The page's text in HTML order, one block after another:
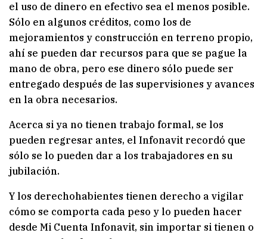
el uso de dinero en efectivo sea el menos posible.
Sólo en algunos créditos, como los de
mejoramientos y construcción en terreno propio,
ahí se pueden dar recursos para que se pague la
mano de obra, pero ese dinero sólo puede ser
entregado después de las supervisiones y avances
en la obra necesarios.
Acerca si ya no tienen trabajo formal, se los
pueden regresar antes, el Infonavit recordó que
sólo se lo pueden dar a los trabajadores en su
jubilación.
Y los derechohabientes tienen derecho a vigilar
cómo se comporta cada peso y lo pueden hacer
desde Mi Cuenta Infonavit, sin importar si tienen o